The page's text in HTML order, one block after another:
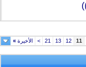
12
13
> الأخيرة »